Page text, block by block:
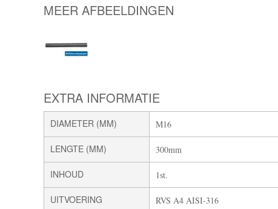
MEER AFBEELDINGEN
EXTRA INFORMATIE
DIAMETER (MM) M16
LENGTE (MM) 300mm
INHOUD 1st.
UITVOERING RVS A4 AISI-316